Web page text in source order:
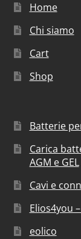
Home
Chi siamo
Cart
Shop
Batterie
Carica
AGM e GEL
Cavi e
Elios4you
eolico